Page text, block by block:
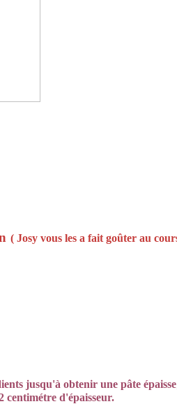
( Josy vous les a fait goûter au
jusqu'à obtenir une pâte
centimétre d'épaisseur.